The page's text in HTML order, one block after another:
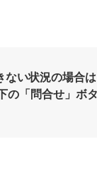
い状況の場合は
「問合せ」ボ